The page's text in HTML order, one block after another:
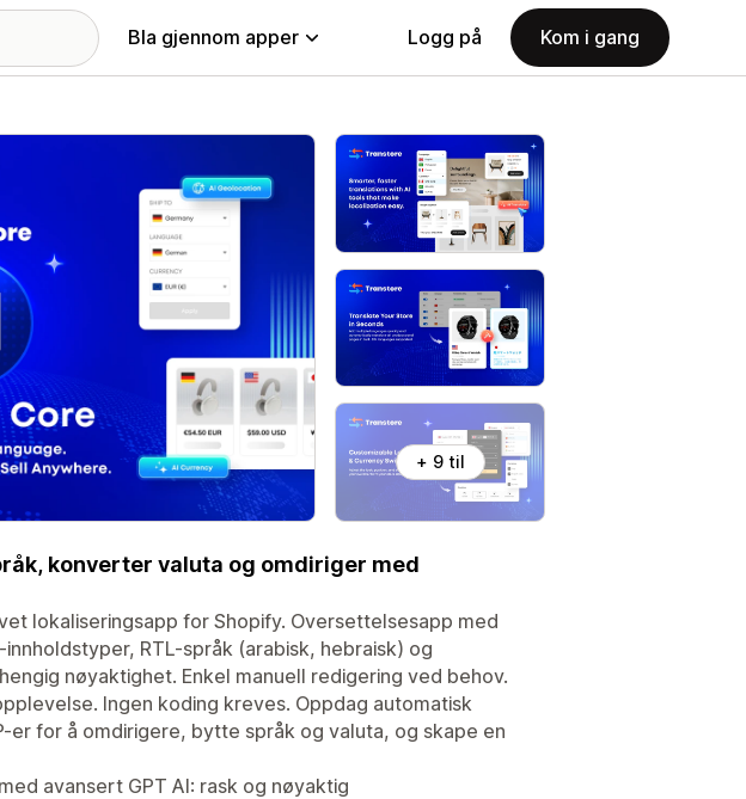
Bla gjennom apper Logg på Kom i gang
+ 9 til
konverter valuta og omdiriger med
lokaliseringsapp for Shopify. Oversettelsesapp med
RTL-språk (arabisk, hebraisk) og
nøyaktighet. Enkel manuell redigering ved behov.
Ingen koding kreves. Oppdag automatisk
er for å omdirigere, bytte språk og valuta, og skape en
avansert GPT AI: rask og nøyaktig